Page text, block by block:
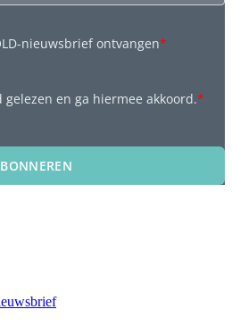
nieuwsbrief ontvangen*
en ga hiermee akkoord.*